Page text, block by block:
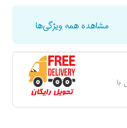
مشاهده همه ویژگی‌ها
با